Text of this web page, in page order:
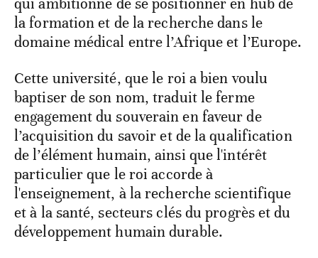
la formation et de la recherche dans le
domaine médical entre l’Afrique et l’Europe.
Cette université, que le roi a bien voulu
baptiser de son nom, traduit le ferme
engagement du souverain en faveur de
l’acquisition du savoir et de la qualification
de l’élément humain, ainsi que l'intérêt
particulier que le roi accorde à
l'enseignement, à la recherche scientifique
et à la santé, secteurs clés du progrès et du
développement humain durable.